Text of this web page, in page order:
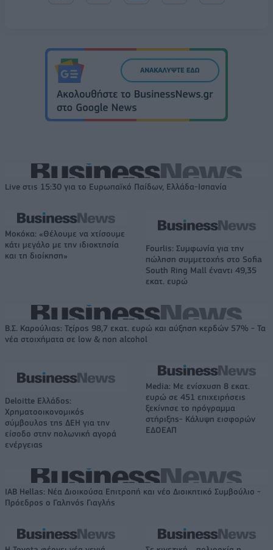
Live στις 15:30 για το Ευρωπαϊκό Παίδων, Ελλάδα-Ισπανία
Μοκόκα: «Θέλουμε να χτίσουμε
κάτι μεγάλο με την ιδιοκτησία
και τη διοίκηση»
Fourlis: Συμφωνία για την
πώληση συμμετοχής στο Sofia
South Ring Mall έναντι 49,35
εκατ. ευρώ
Β.Σ. Καρούλιας: Τζίρος 98,7 εκατ. ευρώ και αύξηση κερδών 57% - Τα
νέα στοιχήματα σε low & non alcohol
Deloitte Ελλάδος:
Χρηματοοικονομικός
σύμβουλος της ΔΕΗ για την
είσοδο στην πολωνική αγορά
ενέργειας
Media: Με ενίσχυση 8 εκατ.
ευρώ σε 451 επιχειρήσεις
ξεκίνησε το πρόγραμμα
στήριξης- Κάλυψη εισφορών
ΕΔΟΕΑΠ
IAB Hellas: Νέα Διοικούσα Επιτροπή και νέο Διοικητικό Συμβούλιο -
Πρόεδρος ο Γαληνός Γιαγλής